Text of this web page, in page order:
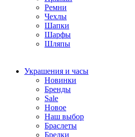
Ремни
Чехлы
Шапки
Шарфы
Шляпы
Украшения и часы
Новинки
Бренды
Sale
Новое
Наш выбор
Браслеты
Брелки